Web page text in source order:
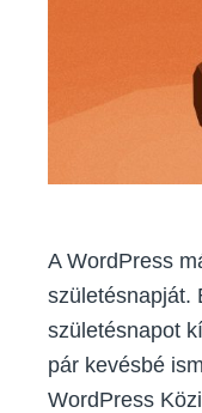
A WordPress
születésnapját.
születésnapot
pár kevésbé
WordPress